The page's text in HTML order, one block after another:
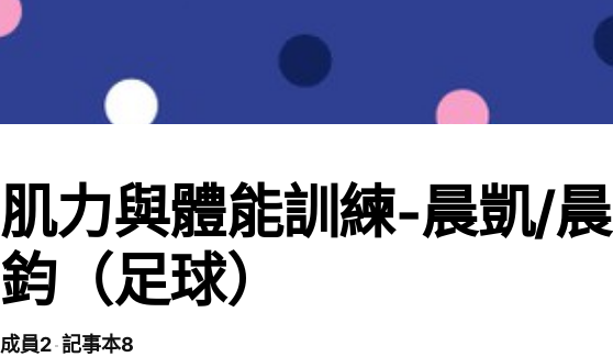
肌力與體能訓練-晨凱/晨
鈞（足球）
成員2 記事本8